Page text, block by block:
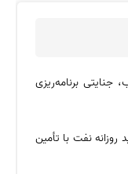
بحران و شایعه،
هستند
سرمایه داریم
جنایتی برنامه‌ریزی
تولید روزانه نفت با تأمین